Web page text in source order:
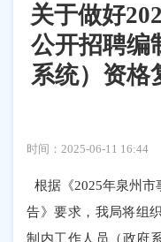
关于做好
公开招聘编
系统）资格
时间：2025-06-11 16:44
根据《2025年泉州
告》要求，我局将组
制内工作人员（政府